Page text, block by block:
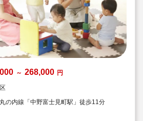
～ 268,000 円
の内線「中野富士見町駅」徒歩11分